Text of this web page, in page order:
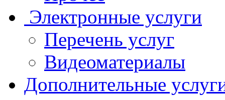
Электронные услуги
Перечень услуг
Видеоматериалы
Дополнительные